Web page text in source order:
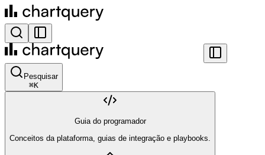
Pesquisar
⌘K
Guia do programador
Conceitos da plataforma, guias de integração e playbooks.